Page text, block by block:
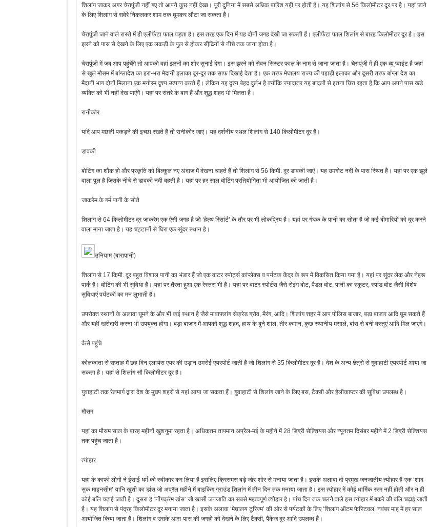
शिलांग जाकर अगर चेरापूंजी नहीं गए तो आपने कुछ नहीं देखा। पूरी दुनिया में सबसे अधिक बारिश यही पर होती है। यह शिलांग से 56 किलोमीटर दूर पर है। यहां जाने
के लिए शिलांग से सवेरे निकलकर शाम तक घूमकर लौटा जा सकता है।
चेरापूंजी जाने वाले रास्ते में ही एलीफेंटा फाल पड़ता है। इस तरह एक दिन में यह दोनों जगह देखी जा सकती हैं। एलीफेंटा फाल शिलांग से बारह किलोमीटर दूर है। इस
झरने को पास से देखने के लिए एक लकड़ी के पुल से होकर सीढि़यों से नीचे तक जाना होता है।
चेरापूंजी में जब आप पहुंचेंगे तो आपको वहां झरनों का शोर सुनाई देगा। इस झरने को सेवन सिस्टर फाल के नाम से जाना जाता है। चेरापूंजी में ही एक व्यू प्वाइंट है जहां
से खुले मौसम में बांग्लादेश का हरा-भरा मैदानी इलाका दूर-दूर तक साफ दिखाई देता है। एक तरफ मेघालय राज्य की पहाड़ी इलाका और दूसरी तरफ बांग्ला देश का
मैदानी भाग दोनों मिलाना एक मनोरम दृश्य उत्पन्न करते हैं। लेकिन यह दृश्य बेहद दुर्लभ है क्योंकि ज्यादातर यह बादलों से इतना घिरा रहता है कि आप अपने पास खड़े
व्यक्ति को भी नहीं देख पाएंगें। यहां पर संतरे के बाग हैं और शुद्ध शहद भी मिलता है।
रानीकोर
यदि आप मछली पकड़ने की इच्छा रखते हैं तो रानीकोर जाएं। यह दर्शनीय स्थल शिलांग से 140 किलोमीटर दूर है।
डावकी
बोटिंग का शौक हो और प्रकृति को बिल्कुल नए अंदाज में देखना चाहते हैं तो शिलांग से 56 किमी. दूर डावकी जाएं। यह उमगोट नदी के पास स्थित है। यहां पर एक झूले
वाला पुल है जिसके नीचे से डावकी नदी बहती है। यहां पर हर साल बोटिंग प्रतियोगिता भी आयोजित की जाती है।
जाकरेम के गर्म पानी के सोते
शिलांग से 64 किलोमीटर दूर जाकरेम एक ऐसी जगह है जो ‘हेल्थ रिसांर्ट’ के तौर पर भी लोकप्रिय है। यहां पर गंघक के पानी का सोता है जो कई बीमारियों को दूर करने
वाला माना जाता है। यह चट्टानों से घिरा एक सुंदर स्थान है।
उनियाम (बारापानी)
शिलांग से 17 किमी. दूर बहुत विशाल पानी का भंडार हैं जो एक वाटर स्पो‌र्ट्स कांप्लेक्स व पर्यटक केंद्र के रूप में विकसित किया गया है। यहां पर सुंदर लेक और नेहरू
पार्क है। बोटिंग की भी सुविधा है। यहां पर तैरता हुआ एक रेस्तरां भी है। यहां पर वाटर स्पोर्टस जैसे रोइंग बोट, पैडल बोट, पानी का स्कूटर, स्पीड बोट जैसी विशेष
सुविधाएं पर्यटकों का मन लुभाती हैं।
उपरोक्त स्थानों के अलावा घूमने के और भी कई स्थान है जैसे मावाफ्लांग सेक्रेड ग्रोव, मैरंग, आदि। शिलांग शहर में आप पोलिस बाजार, बड़ा बाजार आदि घूम सकते हैं
और यहीं खरीदारी करना भी उपयुक्त होगा। बड़ा बाजार में आपको शुद्ध शहद, हाथ के बुने शाल, तीर कमान, कुछ स्थानीय मसाले, बांस से बनी वस्तुएं आदि मिल जाएंगे।
कैसे पहुंचे
कोलकाता से सप्ताह में छह दिन एलायंस एयर की उड़ान उमरोई एयरपोर्ट जाती है जो शिलांग से 35 किलोमीटर दूर है। देश के अन्य क्षेत्रों से गुवाहाटी एयरपोर्ट आया जा
सकता है। यहां से शिलांग सौ किलोमीटर दूर है।
गुवाहाटी तक रेलमार्ग द्वारा देश के मुख्य शहरों से यहां आया जा सकता हैं। गुवाहाटी से शिलांग जाने के लिए बस, टैक्सी और हेलीकाप्टर की सुविधा उपलब्ध है।
मौसम
यहां का मौसम साल के बारह महीनों खुशनुमा रहता है। अधिकतम तापमान अप्रैल-मई के महीने में 28 डिग्री सेल्शियस और न्यूनतम दिसंबर महीने में 2 डिग्री सेल्शियस
तक पहुंच जाता है।
त्योहार
यहां के काफी लोगों ने ईसाई धर्म को स्वीकार कर लिया है इसलिए क्रिसमस बड़े जोर-शोर से मनाया जाता है। इसके अलावा दो प्रमुख जनजातीय त्योहार हैं-एक ‘शाद
सुक माइनसीम’ यानि खुशी का डांस जो अप्रैल महीने में बाइकिंग ग्राउंड शिलांग में तीन दिन तक मनाया जाता है। इस त्योहार में कोई धार्मिक रस्म नहीं होती और न ही
कोई बलि चढ़ाई जाती है। दूसरा है ‘नोंगक्रेम डांस’ जो खासी जनजाति का सबसे महत्वपूर्ण त्योहार है। पांच दिन तक चलने वाले इस त्योहार में बकरे की बलि चढ़ाई जाती
है। यह शिलांग से पंद्रह किलोमीटर दूर मनाया जाता है। इसके अलावा ‘मेघालय टूरिज्म’ की ओर से पर्यटकों के लिए ‘शिलांग ऑटम फेस्टिवल’ नवंबर माह में हर साल
आयोजित किया जाता है। शिलांग व उसके आस-पास की जगहों को देखने के लिए टैक्सी, पैकेज दूर आदि उपलब्ध हैं।